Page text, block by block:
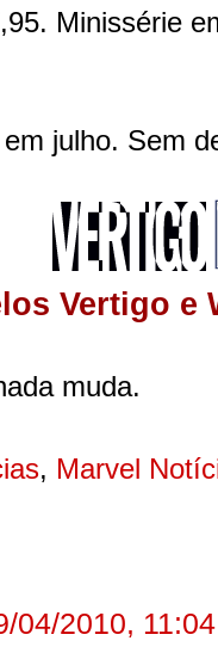
Minissérie
julho. Sem
Vertigo e
muda.
, Marvel
04/2010, 11:04